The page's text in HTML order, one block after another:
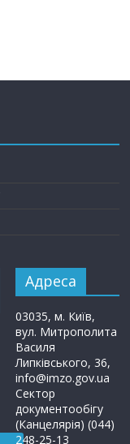
Адреса
03035, м. Київ,
вул. Митрополита
Василя
Липківського, 36,
info@imzo.gov.ua
Сектор
документообігу
(Канцелярія) (044)
248-25-13